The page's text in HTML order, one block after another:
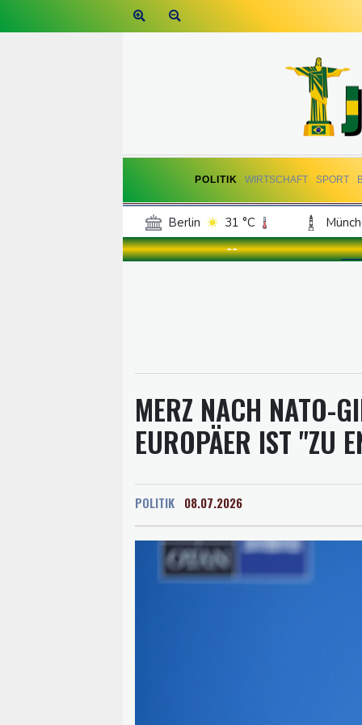
POLITIK WIRTSCHAFT SPORT
Berlin 31 °C
Frankfurt am Main
33 °C
--
MERZ NACH NATO-
EUROPÄER IST "ZU
POLITIK 08.07.2026